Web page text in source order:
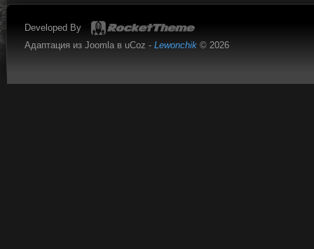
Developed By
Адаптация из Joomla в uCoz - Lewonchik © 2026